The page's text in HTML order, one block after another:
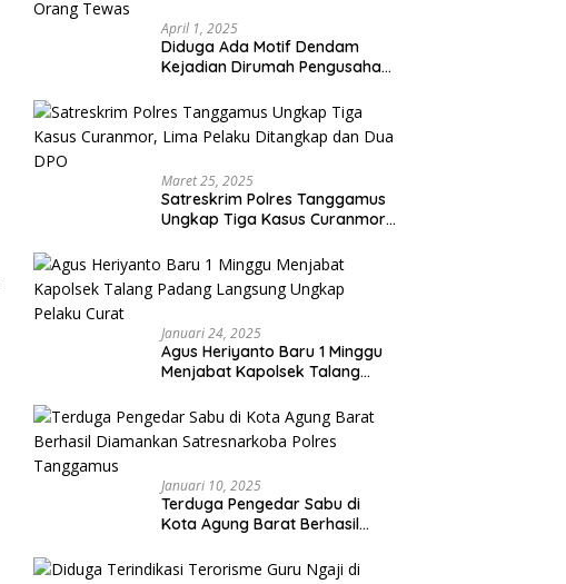
April 1, 2025
Diduga Ada Motif Dendam
Kejadian Dirumah Pengusaha
Satu Orang Tewas
Maret 25, 2025
Satreskrim Polres Tanggamus
Ungkap Tiga Kasus Curanmor,
Dua DPO
Januari 24, 2025
Agus Heriyanto Baru 1 Minggu
Menjabat Kapolsek Talang
Pelaku Curat
Januari 10, 2025
Terduga Pengedar Sabu di
Kota Agung Barat Berhasil
Polres Tanggamus